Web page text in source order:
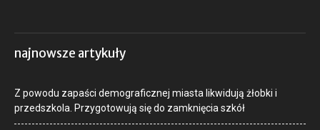
najnowsze artykuły
Z powodu zapaści demograficznej miasta likwidują żłobki i
przedszkola. Przygotowują się do zamknięcia szkół